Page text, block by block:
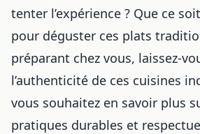
tenter l’expérience ? Que ce
pour déguster ces plats
préparant chez vous, laissez-
l’authenticité de ces cuisines
vous souhaitez en savoir plus
pratiques durables et